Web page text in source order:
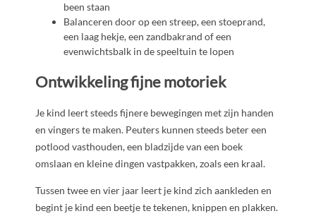
been staan
Balanceren door op een streep, een stoeprand,
een laag hekje, een zandbakrand of een
evenwichtsbalk in de speeltuin te lopen
Ontwikkeling fijne motoriek
Je kind leert steeds fijnere bewegingen met zijn handen
en vingers te maken. Peuters kunnen steeds beter een
potlood vasthouden, een bladzijde van een boek
omslaan en kleine dingen vastpakken, zoals een kraal.
Tussen twee en vier jaar leert je kind zich aankleden en
begint je kind een beetje te tekenen, knippen en plakken.